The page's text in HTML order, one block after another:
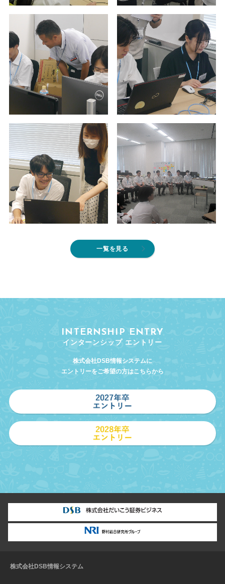
一覧を見る
INTERNSHIP ENTRY
インターンシップ エントリー
株式会社DSB情報システムに
エントリーをご希望の方はこちらから
株式会社DSB情報システム